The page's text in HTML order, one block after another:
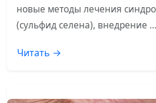
новые методы лечения
(сульфид селена), внедрение …
Читать →